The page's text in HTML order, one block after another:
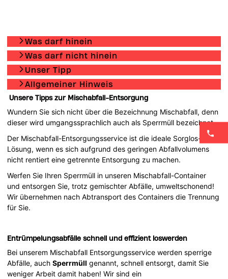
Was darf hinein
Was darf nicht hinein
Unser Tipp
Allgemeiner Hinweis
Unsere Tipps zur Mischabfall-Entsorgung
Wundern Sie sich nicht über die Bezeichnung Mischabfall, denn
dieser wird umgangssprachlich auch als Sperrmüll bezeichnet.
Der Mischabfall-Entsorgungsservice ist die ideale Sorglos-
Lösung, wenn es sich aufgrund des geringen Abfallvolumens
nicht rentiert eine getrennte Entsorgung zu machen.
Werfen Sie Ihren Sperrmüll in unseren Mischabfall-Container
und entsorgen Sie, trotz gemischter Abfälle, umweltschonend!
Wir übernehmen nach Abtransport des Containers die Trennung
für Sie.
Entrümpelungsabfälle schnell und effizient loswerden
Bei unserem Mischabfall Entsorgungsservice werden sperrige
Abfälle, auchSperrmüll genannt, schnell entsorgt, damit Sie
weniger Arbeit damit haben! Wir sind ein